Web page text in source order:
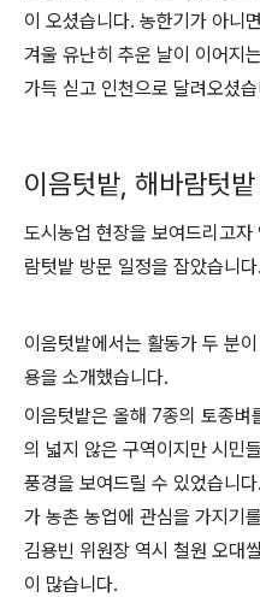
이 오셨습니다. 농한기가 아니
겨울 유난히 추운 날이 이어지
가득 싣고 인천으로 달려오셨
이음텃밭, 해바람텃
도시농업 현장을 보여드리고
람텃밭 방문 일정을 잡았습니다.
이음텃밭에서는 활동가 두 분
용을 소개했습니다.
이음텃밭은 올해 7종의 토종벼
의 넓지 않은 구역이지만 시민
풍경을 보여드릴 수 있었습니
가 농촌 농업에 관심을 가지기
김용빈 위원장 역시 철원 오대
이 많습니다.